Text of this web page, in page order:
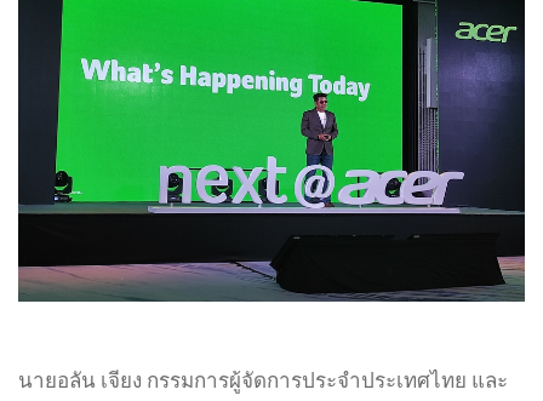
นายอลัน เจียง กรรมการผู้จัดการประจำประเทศไทย และ